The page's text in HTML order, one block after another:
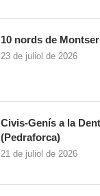
10 nords de
23 de juliol de 2026
Civis-Genís a la
(Pedraforca)
21 de juliol de 2026